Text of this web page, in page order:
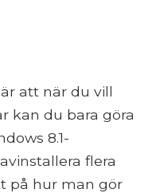
att när du vill
kan du bara göra
8.1-
flera
på hur man gör